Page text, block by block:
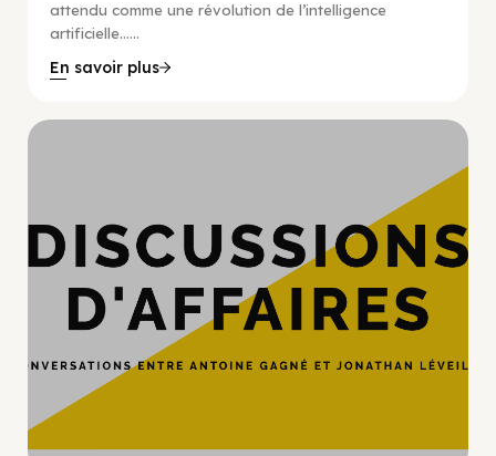
attendu comme une révolution de l’intelligence
artificielle…...
En savoir plus